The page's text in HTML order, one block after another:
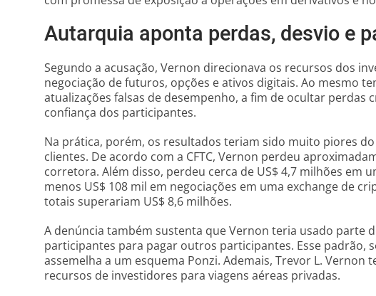
Autarquia aponta perdas, desvio e
Segundo a acusação, Vernon direcionava os recursos dos
negociação de futuros, opções e ativos digitais. Ao mesmo
atualizações falsas de desempenho, a fim de ocultar perdas
confiança dos participantes.
Na prática, porém, os resultados teriam sido muito piores
clientes. De acordo com a CFTC, Vernon perdeu
corretora. Além disso, perdeu cerca de US$ 4,7 milhões em
menos US$ 108 mil em negociações em uma exchange de
totais superariam US$ 8,6 milhões.
A denúncia também sustenta que Vernon teria usado parte
participantes para pagar outros participantes. Esse padrão,
assemelha a um esquema Ponzi. Ademais, Trevor L. Vernon
recursos de investidores para viagens aéreas privadas.